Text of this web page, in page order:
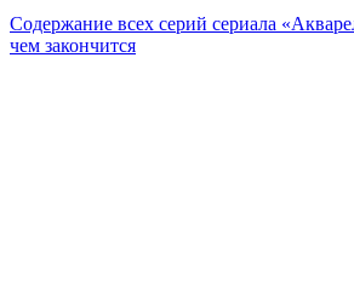
Содержание всех серий сериала
чем закончится